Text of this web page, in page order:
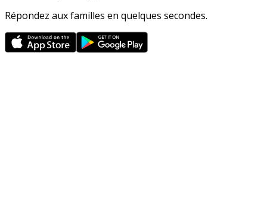
Répondez aux familles en quelques secondes.